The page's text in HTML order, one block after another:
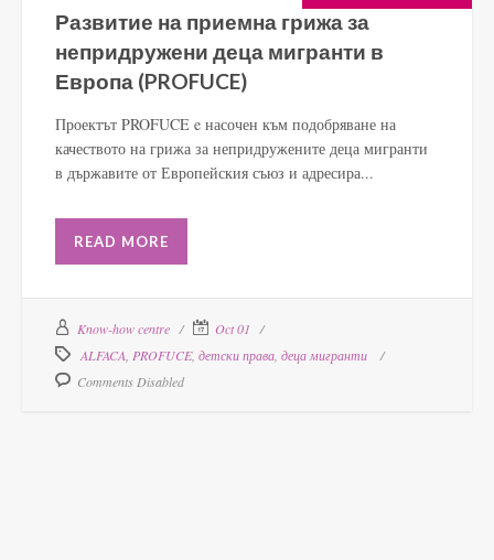
Развитие на приемна грижа за
непридружени деца мигранти в
Европа (PROFUCE)
Проектът PROFUCE e насочен към подобряване на
качеството на грижа за непридружените деца мигранти
в държавите от Европейския съюз и адресира...
READ MORE
Know-how centre
Oct 01
ALFACA PROFUCE, детски права деца мигранти
Comments Disabled